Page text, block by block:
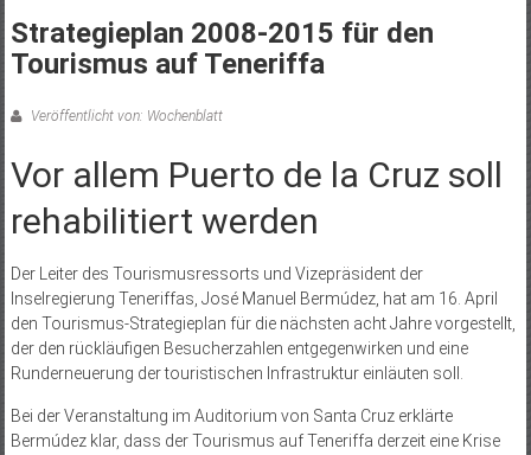
Strategieplan 2008-2015 für den
Tourismus auf Teneriffa
Veröffentlicht von: Wochenblatt
Vor allem Puerto de la Cruz soll
rehabilitiert werden
Der Leiter des Tourismusressorts und Vizepräsident der
Inselregierung Teneriffas, José Manuel Bermúdez, hat am 16. April
den Tourismus-Strategieplan für die nächsten acht Jahre vorgestellt,
der den rückläufigen Besucherzahlen entgegenwirken und eine
Runderneuerung der touristischen Infrastruktur einläuten soll.
Bei der Veranstaltung im Auditorium von Santa Cruz erklärte
Bermúdez klar, dass der Tourismus auf Teneriffa derzeit eine Krise